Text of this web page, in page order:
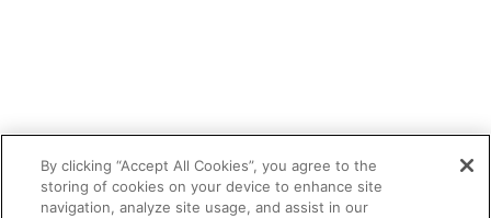
By clicking “Accept All Cookies”, you agree to the
storing of cookies on your device to enhance site
navigation, analyze site usage, and assist in our